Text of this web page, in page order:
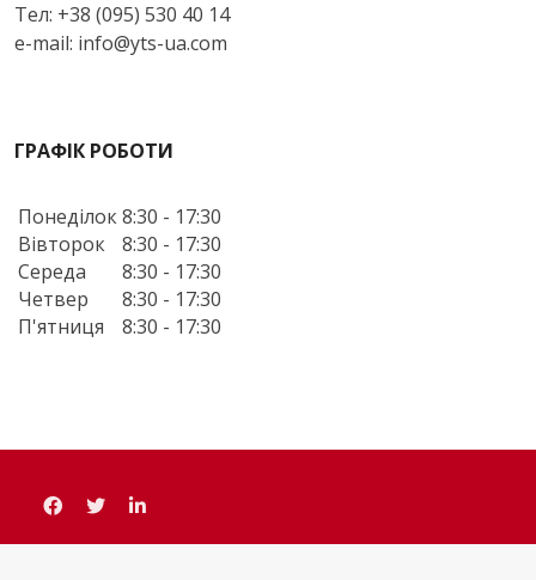
Тел: +38 (095) 530 40 14
e-mail: info@yts-ua.com
ГРАФІК РОБОТИ
Понеділок8:30 - 17:30
Вівторок
8:30 - 17:30
Середа
8:30 - 17:30
Четвер
8:30 - 17:30
П'ятниця
8:30 - 17:30